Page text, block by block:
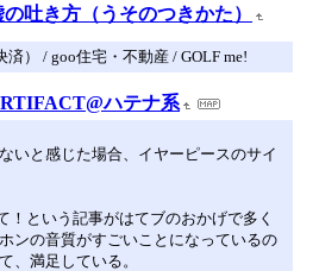
の吐き方（うそのつきかた）
） / goo住宅・不動産 / GOLF me!
ハテナ系
いと感じた場合、イヤーピースのサイ
！という記事がはてブのおかげで多く
ンの音質がすごいことになっているの
、満足している。